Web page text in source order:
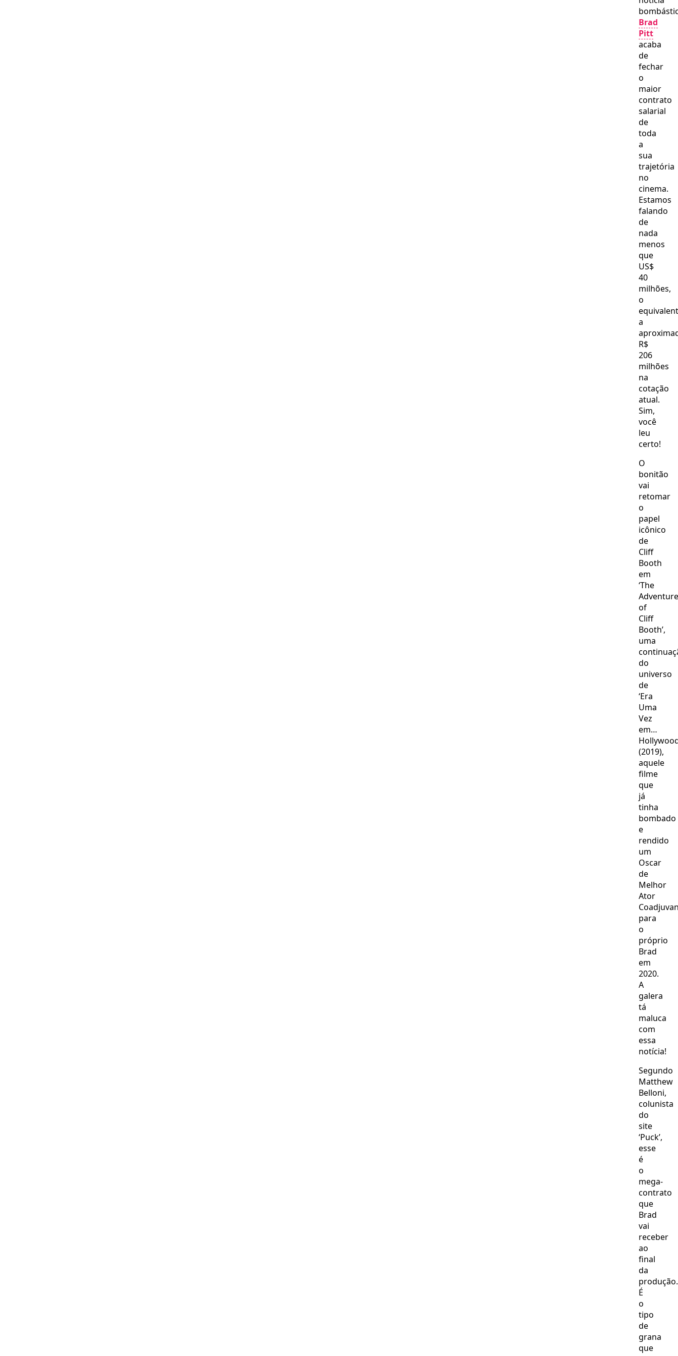
Brad
Pitt
acaba
de
fechar
o
maior
contrato
salarial
de
toda
a
sua
trajetória
no
cinema.
Estamos
falando
de
nada
menos
que
US$
40
milhões,
o
a
R$
206
milhões
na
cotação
atual.
Sim,
você
leu
certo!
O
bonitão
vai
retomar
o
papel
icônico
de
Cliff
Booth
em
‘The
of
Cliff
Booth’,
uma
do
universo
de
‘Era
Uma
Vez
em…
(2019),
aquele
filme
que
já
tinha
bombado
e
rendido
um
Oscar
de
Melhor
Ator
para
o
próprio
Brad
em
2020.
A
galera
tá
maluca
com
essa
notícia!
Segundo
Matthew
Belloni,
colunista
do
site
‘Puck’,
esse
é
o
mega-
contrato
que
Brad
vai
receber
ao
final
da
produção.
É
o
tipo
de
grana
que